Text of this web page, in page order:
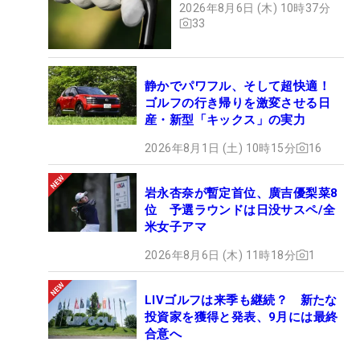
2026年8月6日 (木) 10時37分
33
静かでパワフル、そして超快適！
ゴルフの行き帰りを激変させる日
産・新型「キックス」の実力
2026年8月1日 (土) 10時15分 16
岩永杏奈が暫定首位、廣吉優梨菜8
位 予選ラウンドは日没サスペ/全
米女子アマ
2026年8月6日 (木) 11時18分 1
LIVゴルフは来季も継続？ 新たな
投資家を獲得と発表、9月には最終
合意へ